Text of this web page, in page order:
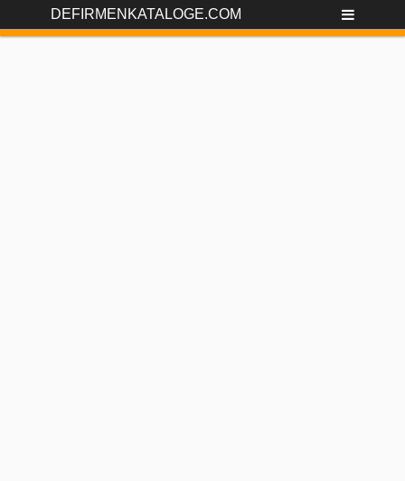
DEFIRMENKATALOGE.COM